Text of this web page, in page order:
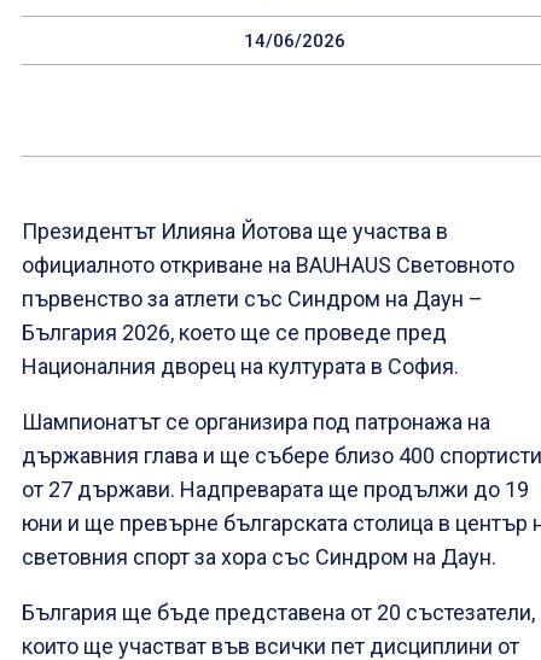
14/06/2026
Президентът Илияна Йотова ще участва в
официалното откриване на BAUHAUS Световното
първенство за атлети със Синдром на Даун –
България 2026, което ще се проведе пред
Националния дворец на културата в София.
Шампионатът се организира под патронажа на
държавния глава и ще събере близо 400 спортисти
от 27 държави. Надпреварата ще продължи до 19
юни и ще превърне българската столица в център
световния спорт за хора със Синдром на Даун.
България ще бъде представена от 20 състезатели,
които ще участват във всички пет дисциплини от